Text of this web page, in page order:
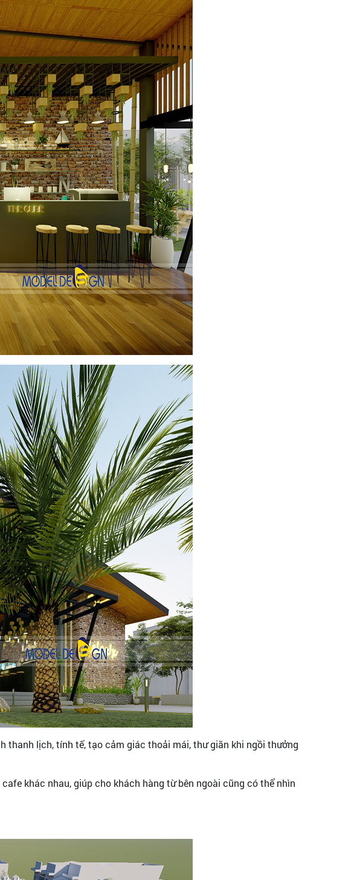
thanh lịch, tính tế, tạo cảm giác thoải mái, thư giãn khi ngồi thưởng
khác nhau, giúp cho khách hàng từ bên ngoài cũng có thể nhìn